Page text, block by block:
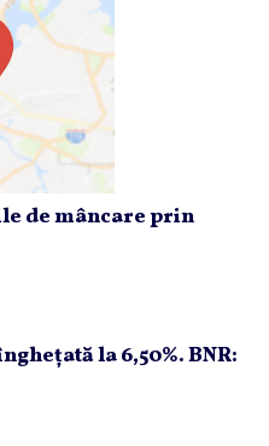
de mâncare prin
la 6,50%. BNR: